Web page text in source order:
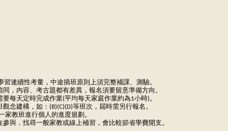
連續性考量，中途插班原則上須完整補課、測驗。
，內容、考古題都有差異，報名須要留意準備方向。
每天定時完成作業(平均每天家庭作業約為1小時)。
念建構，如：(B)(C)(D)等班次，屆時需另行報名。
家教班進行個人的進度規劃。
與，找尋一般家教或線上補習，會比較節省學費開支。